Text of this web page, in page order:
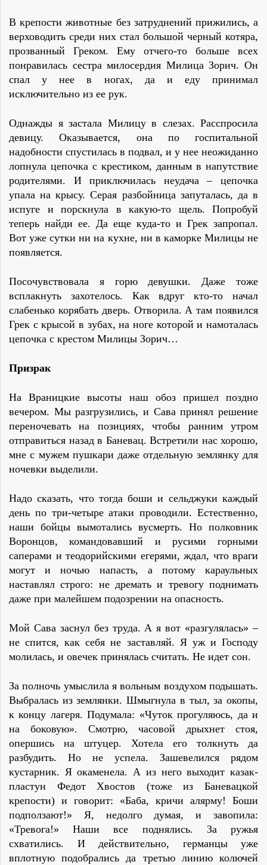
В крепости животные без затруднений прижились, а
верховодить среди них стал большой черный котяра,
прозванный Греком. Ему отчего-то больше всех
понравилась сестра милосердия Милица Зорич. Он
спал у нее в ногах, да и еду принимал
исключительно из ее рук.
Однажды я застала Милицу в слезах. Расспросила
девицу. Оказывается, она по госпитальной
надобности спустилась в подвал, и у нее неожиданно
лопнула цепочка с крестиком, данным в напутствие
родителями. И приключилась неудача – цепочка
упала на крысу. Серая разбойница запуталась, да в
испуге и порскнула в какую-то щель. Попробуй
теперь найди ее. Да еще куда-то и Грек запропал.
Вот уже сутки ни на кухне, ни в каморке Милицы не
появляется.
Посочувствовала я горю девушки. Даже тоже
всплакнуть захотелось. Как вдруг кто-то начал
слабенько корябать дверь. Отворила. А там появился
Грек с крысой в зубах, на ноге которой и намоталась
цепочка с крестом Милицы Зорич…
Призрак
На Враницкие высоты наш обоз пришел поздно
вечером. Мы разгрузились, и Сава принял решение
переночевать на позициях, чтобы ранним утром
отправиться назад в Баневац. Встретили нас хорошо,
мне с мужем пушкари даже отдельную землянку для
ночевки выделили.
Надо сказать, что тогда боши и сельджуки каждый
день по три-четыре атаки проводили. Естественно,
наши бойцы вымотались вусмерть. Но полковник
Воронцов, командовавший и русими горными
саперами и теодорийскими егерями, ждал, что враги
могут и ночью напасть, а потому караульных
наставлял строго: не дремать и тревогу поднимать
даже при малейшем подозрении на опасность.
Мой Сава заснул без труда. А я вот «разгулялась» –
не спится, как себя не заставляй. Я уж и Господу
молилась, и овечек принялась считать. Не идет сон.
За полночь умыслила я вольным воздухом подышать.
Выбралась из землянки. Шмыгнула в тыл, за окопы,
к концу лагеря. Подумала: «Чуток прогуляюсь, да и
на боковую». Смотрю, часовой дрыхнет стоя,
опершись на штуцер. Хотела его толкнуть да
разбудить. Но не успела. Зашевелился рядом
кустарник. Я окаменела. А из него выходит казак-
пластун Федот Хвостов (тоже из Баневацкой
крепости) и говорит: «Баба, кричи алярму! Боши
подползают!» Я, недолго думая, и завопила:
«Тревога!» Наши все поднялись. За ружья
схватились. И действительно, германцы уже
вплотную подобрались да третью линию колючей